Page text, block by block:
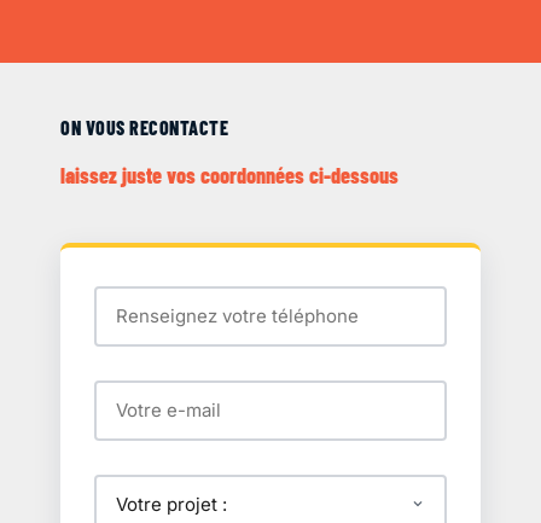
ON VOUS RECONTACTE
laissez juste vos coordonnées ci-dessous